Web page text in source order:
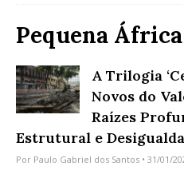
Pequena África
A Trilogia
Novos do
Raízes
Estrutural e
Por Paulo Gabriel dos Santos • 31/01/